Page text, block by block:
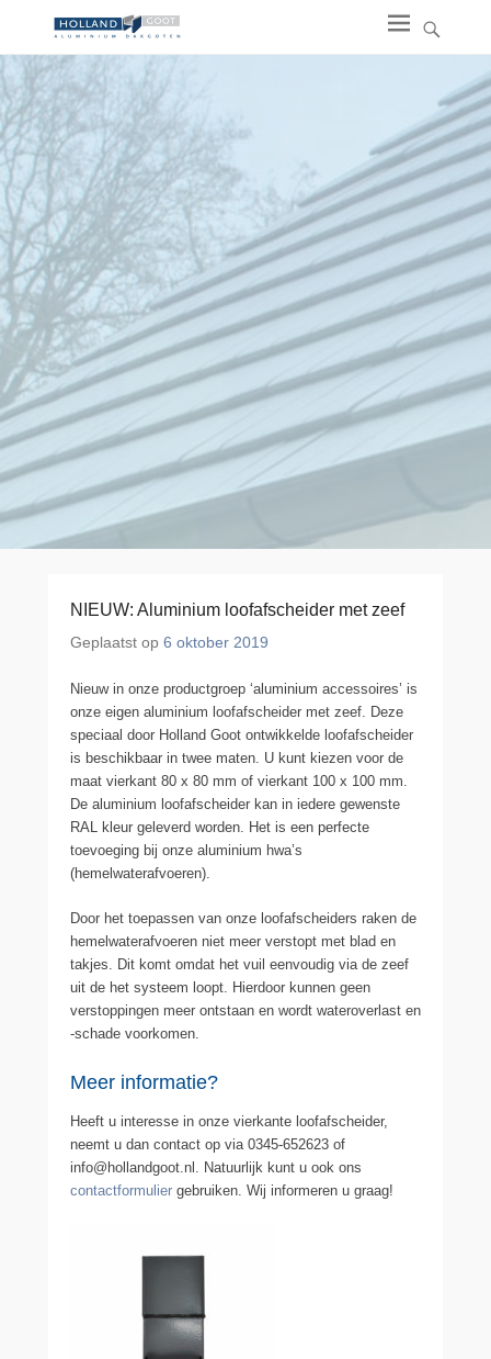
NIEUW: Aluminium loofafscheider met zeef
Geplaatst op 6 oktober 2019
Nieuw in onze productgroep ‘aluminium accessoires’ is
onze eigen aluminium loofafscheider met zeef. Deze
speciaal door Holland Goot ontwikkelde loofafscheider
is beschikbaar in twee maten. U kunt kiezen voor de
maat vierkant 80 x 80 mm of vierkant 100 x 100 mm.
De aluminium loofafscheider kan in iedere gewenste
RAL kleur geleverd worden. Het is een perfecte
toevoeging bij onze aluminium hwa’s
(hemelwaterafvoeren).
Door het toepassen van onze loofafscheiders raken de
hemelwaterafvoeren niet meer verstopt met blad en
takjes. Dit komt omdat het vuil eenvoudig via de zeef
uit de het systeem loopt. Hierdoor kunnen geen
verstoppingen meer ontstaan en wordt wateroverlast en
-schade voorkomen.
Meer informatie?
Heeft u interesse in onze vierkante loofafscheider,
neemt u dan contact op via 0345-652623 of
info@hollandgoot.nl. Natuurlijk kunt u ook ons
contactformulier gebruiken. Wij informeren u graag!